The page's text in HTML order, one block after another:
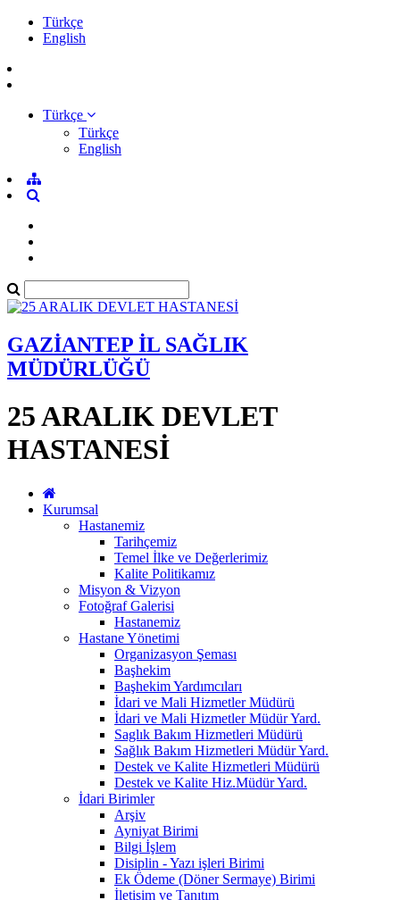
Türkçe
English
Türkçe
Türkçe
English
GAZİANTEP İL SAĞLIK
MÜDÜRLÜĞÜ
25 ARALIK DEVLET
HASTANESİ
Kurumsal
Hastanemiz
Tarihçemiz
Temel İlke ve Değerlerimiz
Kalite Politikamız
Misyon & Vizyon
Fotoğraf Galerisi
Hastanemiz
Hastane Yönetimi
Organizasyon Şeması
Başhekim
Başhekim Yardımcıları
İdari ve Mali Hizmetler Müdürü
İdari ve Mali Hizmetler Müdür Yard.
Saglık Bakım Hizmetleri Müdürü
Sağlık Bakım Hizmetleri Müdür Yard.
Destek ve Kalite Hizmetleri Müdürü
Destek ve Kalite Hiz.Müdür Yard.
İdari Birimler
Arşiv
Ayniyat Birimi
Bilgi İşlem
Disiplin - Yazı işleri Birimi
Ek Ödeme (Döner Sermaye) Birimi
İletişim ve Tanıtım